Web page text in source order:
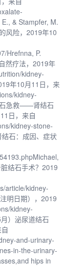
& Stampfer, M.
风险，2019年10
Hrefnna, P.
然疗法，2019年
kidney-
年10月11日，来
kidney-
急救——肾结石
日，来自
kidney-stone-
石：成因、症状
结石手术？2019
article/kidney-
明日期），2019
kidney-
）泌尿道结石
and-urinary-
in-the-urinary-
hips in